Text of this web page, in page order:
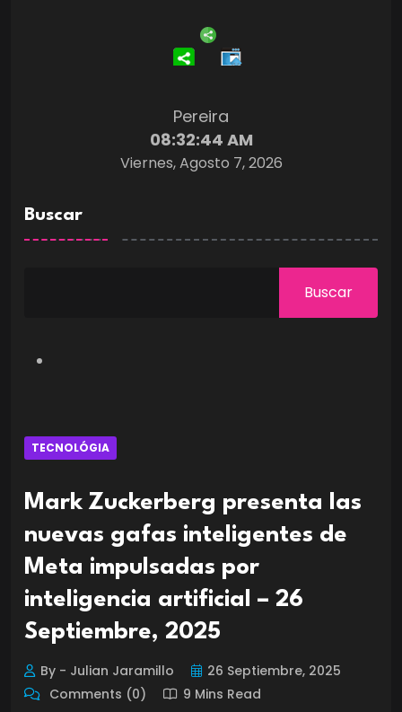
TECNOLÓGIA
Mark Zuckerberg presenta las
nuevas gafas inteligentes de
Meta impulsadas por
inteligencia artificial – 26
Septiembre, 2025
By - Julian Jaramillo
26 Septiembre, 2025
Comments (0)
9 Mins Read
Pereira
08:32:45 AM
Viernes, Agosto 7, 2026
Buscar
Buscar